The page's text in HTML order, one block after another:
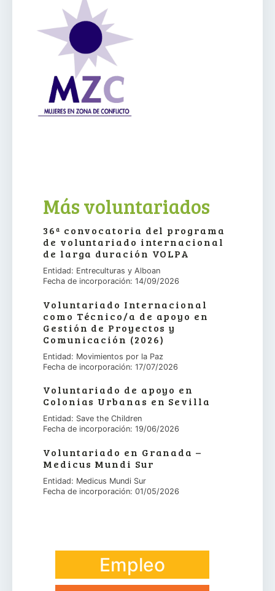
Más voluntariados
36ª convocatoria del programa
de voluntariado internacional
de larga duración VOLPA
Entidad: Entreculturas y Alboan
Fecha de incorporación: 14/09/2026
Voluntariado Internacional
como Técnico/a de apoyo en
Gestión de Proyectos y
Comunicación (2026)
Entidad: Movimientos por la Paz
Fecha de incorporación: 17/07/2026
Voluntariado de apoyo en
Colonias Urbanas en Sevilla
Entidad: Save the Children
Fecha de incorporación: 19/06/2026
Voluntariado en Granada –
Medicus Mundi Sur
Entidad: Medicus Mundi Sur
Fecha de incorporación: 01/05/2026
Empleo